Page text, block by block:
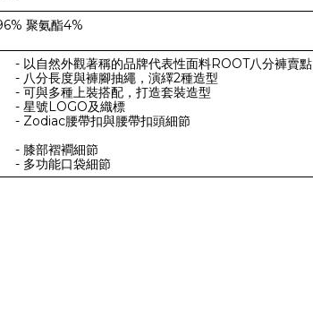
聚氨酯4%
- 以自然外觀著稱的品牌代表性面料ROOT八分褲賣點
- 八分長度與褲腳抽繩，演繹2種造型
- 可與多種上裝搭配，打造套裝造型
- 星號LOGO及織標
- Zodiac腰帶扣與腰帶扣頭細節
- 膝部褶襇細節
- 多功能口袋細節